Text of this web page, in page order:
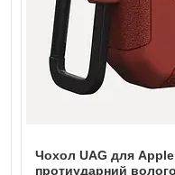
Чохол UAG для
протиударний